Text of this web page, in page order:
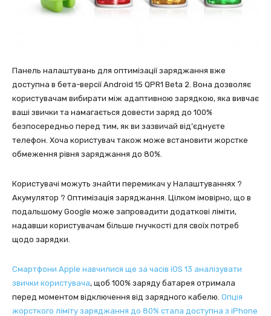
Панель налаштувань для оптимізації заряджання вже
доступна в бета-версії Android 15 QPR1 Beta 2. Вона дозволяє
користувачам вибирати між адаптивною зарядкою, яка вивчає
ваші звички та намагається довести заряд до 100%
безпосередньо перед тим, як ви зазвичай від’єднуєте
телефон. Хоча користувач також може встановити жорстке
обмеження рівня заряджання до 80%.
Користувачі можуть знайти перемикач у Налаштуваннях ?
Акумулятор ? Оптимізація заряджання. Цілком імовірно, що в
подальшому Google може запровадити додаткові ліміти,
надавши користувачам більше гнучкості для своїх потреб
щодо зарядки.
Смартфони Apple навчилися ще за часів iOS 13 аналізувати
звички користувача, щоб 100% заряду батарея отримала
перед моментом відключення від зарядного кабелю. Опція
жорсткого ліміту заряджання до 80% стала доступна з iPhone